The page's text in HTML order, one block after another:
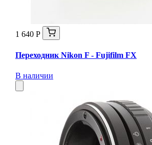
1 640 Р
Переходник Nikon F - Fujifilm FX
В наличии